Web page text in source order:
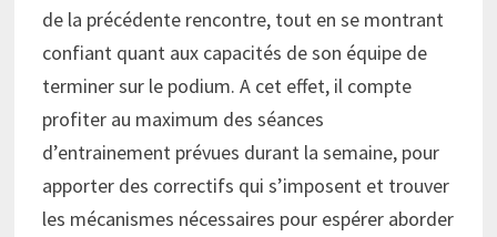
de la précédente rencontre, tout en se montrant
confiant quant aux capacités de son équipe de
terminer sur le podium. A cet effet, il compte
profiter au maximum des séances
d’entrainement prévues durant la semaine, pour
apporter des correctifs qui s’imposent et trouver
les mécanismes nécessaires pour espérer aborder